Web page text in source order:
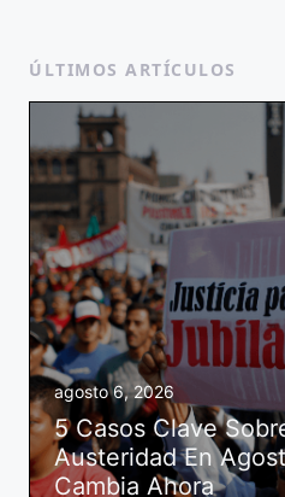
ÚLTIMOS ARTÍCULOS
agosto 6, 2026
5 Casos Clave
Austeridad En
Cambia Ahora